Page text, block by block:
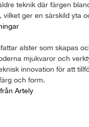
teknik där färgen
vilket ger en särskild yta
alster som skapas
mjukvaror och
innovation för att
och form.
Artely